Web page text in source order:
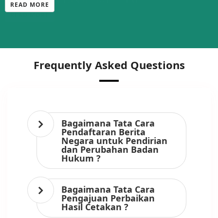
READ MORE
Frequently Asked Questions
Bagaimana Tata Cara
Pendaftaran Berita
Negara untuk Pendirian
dan Perubahan Badan
Hukum ?
Bagaimana Tata Cara
Pengajuan Perbaikan
Hasil Cetakan ?